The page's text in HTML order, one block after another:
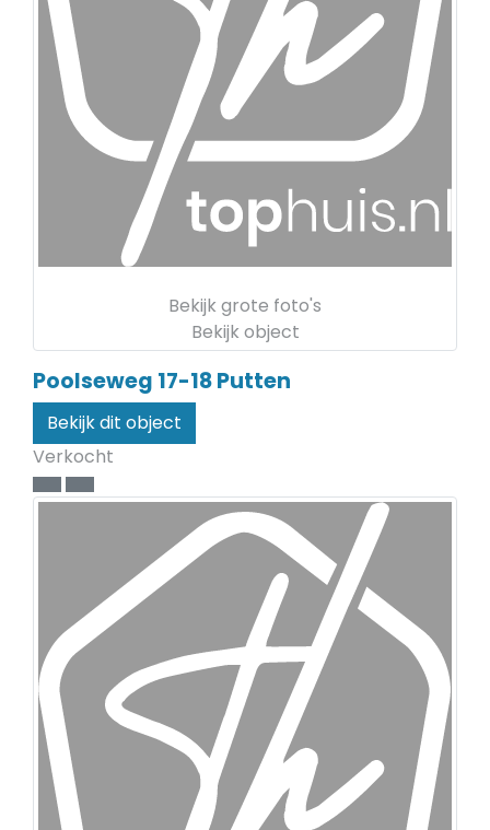
Bekijk grote foto's
Bekijk object
Poolseweg 17-18Putten
Bekijk dit object
Verkocht